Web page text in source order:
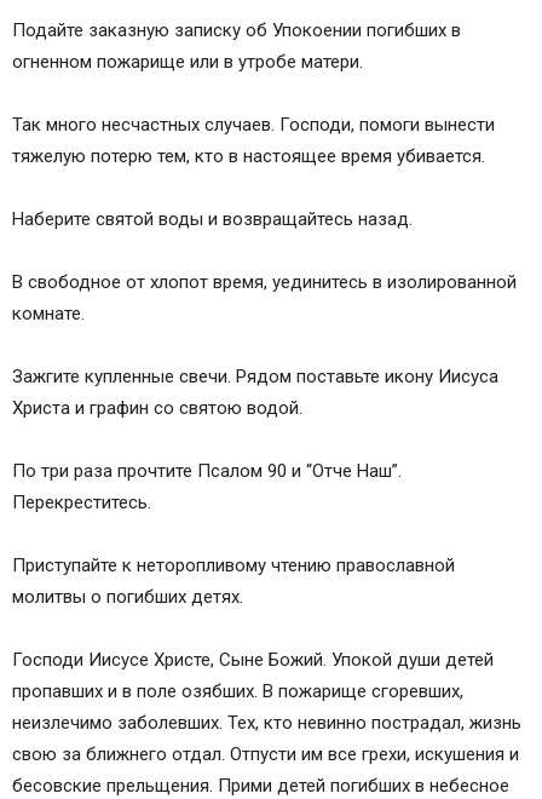
Подайте заказную записку об Упокоении погибших в
огненном пожарище или в утробе матери.
Так много несчастных случаев. Господи, помоги вынести
тяжелую потерю тем, кто в настоящее время убивается.
Наберите святой воды и возвращайтесь назад.
В свободное от хлопот время, уединитесь в изолированной
комнате.
Зажгите купленные свечи. Рядом поставьте икону Иисуса
Христа и графин со святою водой.
По три раза прочтите Псалом 90 и “Отче Наш”.
Перекреститесь.
Приступайте к неторопливому чтению православной
молитвы о погибших детях.
Господи Иисусе Христе, Сыне Божий. Упокой души детей
пропавших и в поле озябших. В пожарище сгоревших,
неизлечимо заболевших. Тех, кто невинно пострадал, жизнь
свою за ближнего отдал. Отпусти им все грехи, искушения и
бесовские прельщения. Прими детей погибших в небесное